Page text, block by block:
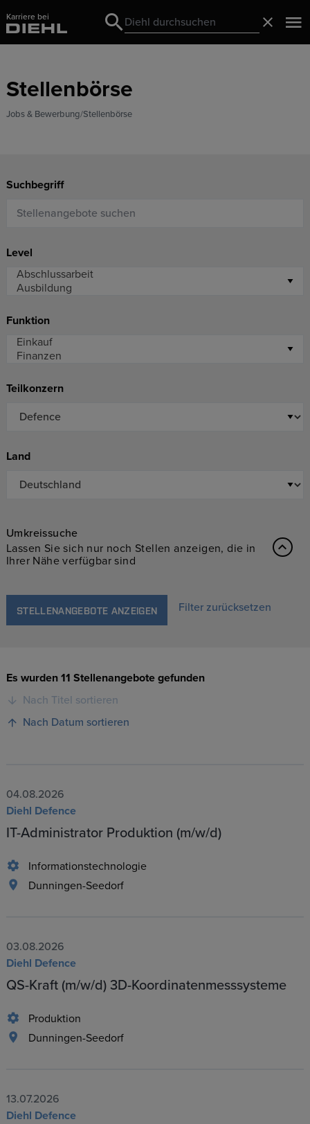
Karriere bei
Search
Search
Stellenbörse
Jobs & Bewerbung Stellenbörse
Suchbegriff
Level
Funktion
Teilkonzern
Land
Umkreissuche
Lassen Sie sich nur noch Stellen anzeigen, die in
Ihrer Nähe verfügbar sind
STELLENANGEBOTE ANZEIGEN Filter zurücksetzen
Es wurden 11 Stellenangebote gefunden
Nach Titel sortieren
Nach Datum sortieren
04.08.2026
Diehl Defence
IT-Administrator Produktion (m/w/d)
Informationstechnologie
Dunningen-Seedorf
03.08.2026
Diehl Defence
QS-Kraft (m/w/d) 3D-Koordinatenmesssysteme
Produktion
Dunningen-Seedorf
13.07.2026
Diehl Defence